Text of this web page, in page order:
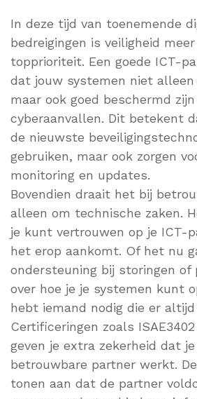
In deze tijd van toenemende
bedreigingen is veiligheid
topprioriteit. Een goede ICT-
dat jouw systemen niet
maar ook goed beschermd
cyberaanvallen. Dit betekent
de nieuwste
gebruiken, maar ook zorgen
monitoring en updates.
Bovendien draait het bij
alleen om technische zaken.
je kunt vertrouwen op je ICT-
het erop aankomt. Of het nu
ondersteuning bij storingen of
over hoe je je systemen kunt
hebt iemand nodig die er altijd
Certificeringen zoals ISAE3402
geven je extra zekerheid dat
betrouwbare partner werkt.
tonen aan dat de partner